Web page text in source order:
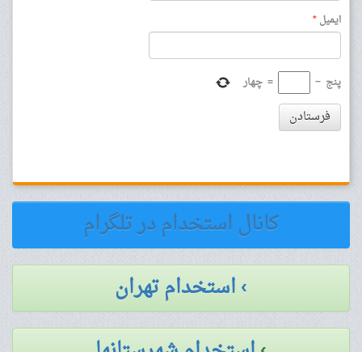
ایمیل*
پنج −
= چهار
فرستادن
کانال استخدام در تلگرام
› استخدام تهران